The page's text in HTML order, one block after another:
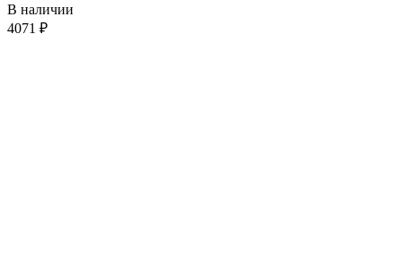
В наличии
4071 ₽